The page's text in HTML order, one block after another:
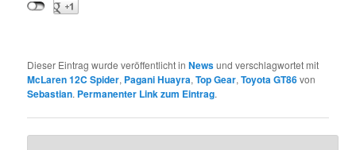
Dieser Eintrag wurde veröffentlicht inNewsund verschlagwortet mit
McLaren 12C Spider, Pagani Huayra,Top Gear,Toyota GT86von
Sebastian. Permanenter Link zum Eintrag.